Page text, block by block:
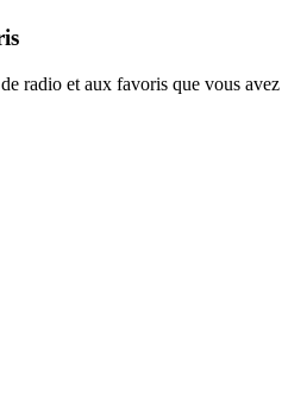
radio et aux favoris que vous avez